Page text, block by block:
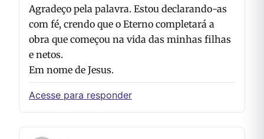
Agradeço pela palavra. Estou declarando-as
com fé, crendo que o Eterno completará a
obra que começou na vida das minhas filhas
e netos.
Em nome de Jesus.
Acesse para responder